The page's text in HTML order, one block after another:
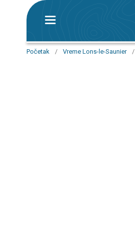
Početak / Vreme Lons-le-Saunier /